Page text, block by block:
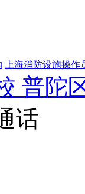
上海消防设施操作
普陀
话